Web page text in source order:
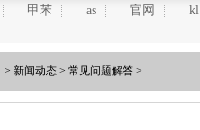
甲苯 as 官网 kl
> 新闻动态 > 常见问题解答 >